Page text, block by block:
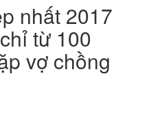
nhất 2017
từ 100
vợ chồng